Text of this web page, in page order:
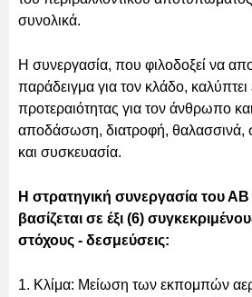
συνολικά.
Η συνεργασία, που φιλοδοξεί να
παράδειγμα για τον κλάδο, καλύπτει
προτεραιότητας για τον άνθρωπο
αποδάσωση, διατροφή, θαλασσινά,
και συσκευασία.
Η στρατηγική συνεργασία του ΑΒ
βασίζεται σε έξι (6)
στόχους - δεσμεύσεις:
1. Κλίμα: Μείωση των εκπομπών